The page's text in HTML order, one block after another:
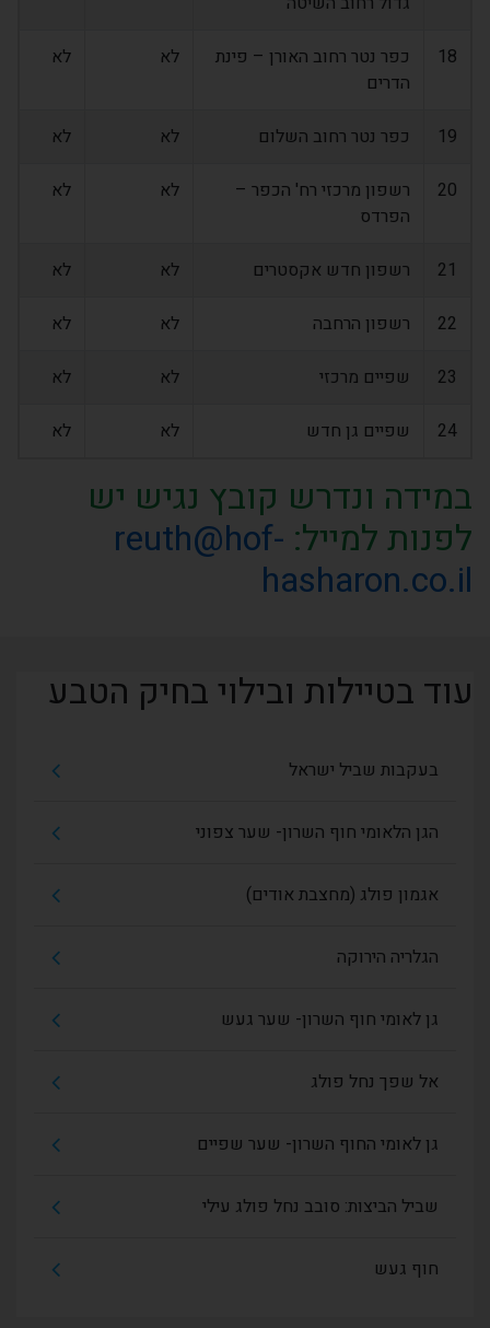
18
כפר נטר רחוב האורן – פינת
הדרים
לא לא
19 כפר נטר רחוב השלום לא לא
20
רשפון מרכזי רח' הכפר –
הפרדס
לא לא
21 רשפון חדש אקסטרים לא לא
22 רשפון הרחבה לא לא
23 שפיים מרכזי לא לא
24 שפיים גן חדש לא לא
במידה ונדרש קובץ נגיש יש
לפנות למייל: reuth@hof-
hasharon.co.il
עוד בטיילות ובילוי בחיק הטבע
בעקבות שביל ישראל
הגן הלאומי חוף השרון- שער צפוני
אגמון פולג (מחצבת אודים)
הגלריה הירוקה
גן לאומי חוף השרון- שער געש
אל שפך נחל פולג
גן לאומי החוף השרון- שער שפיים
שביל הביצות: סובב נחל פולג עילי
חוף געש